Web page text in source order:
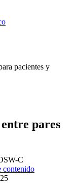
pacientes y
pares
C
contenido